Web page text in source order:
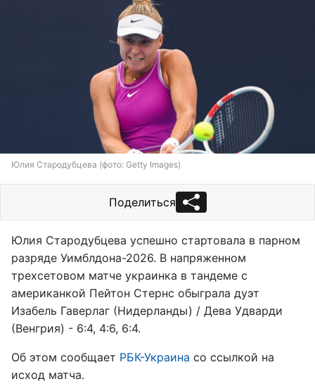
Юлия Стародубцева (фото: Getty Images)
Поделиться
Юлия Стародубцева успешно стартовала в парном
разряде Уимблдона-2026. В напряженном
трехсетовом матче украинка в тандеме с
американкой Пейтон Стернс обыграла дуэт
Изабель Гаверлаг (Нидерланды) / Дева Удварди
(Венгрия) - 6:4, 4:6, 6:4.
Об этом сообщает РБК-Украина со ссылкой на
исход матча.